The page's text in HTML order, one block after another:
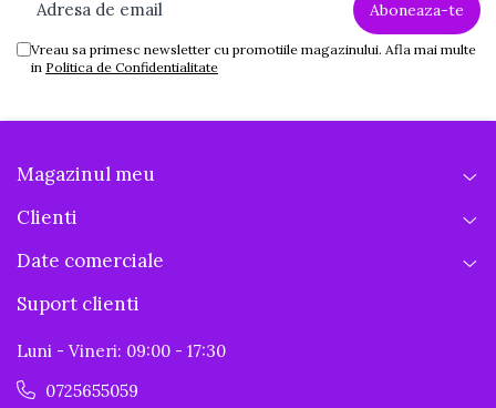
Vreau sa primesc newsletter cu promotiile magazinului. Afla mai multe
in Politica de Confidentialitate
Magazinul meu
Clienti
Date comerciale
Suport clienti
Luni - Vineri: 09:00 - 17:30
0725655059